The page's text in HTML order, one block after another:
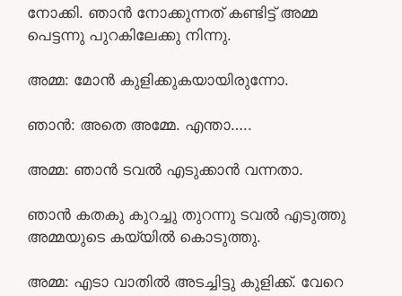
നോക്കി. ഞാൻ നോക്കുന്നത് കണ്ടിട്ട് അമ്മ
പെട്ടന്നു പുറകിലേക്കു നിന്നു.
അമ്മ: മോൻ കുളിക്കുകയായിരുന്നോ.
ഞാൻ: അതെ അമ്മേ. എന്താ…..
അമ്മ: ഞാൻ ടവൽ എടുക്കാൻ വന്നതാ.
ഞാൻ കതകു കുറച്ചു തുറന്നു ടവൽ എടുത്തു
അമ്മയുടെ കയ്യിൽ കൊടുത്തു.
അമ്മ: എടാ വാതിൽ അടച്ചിട്ടു കുളിക്ക്. വേറെ